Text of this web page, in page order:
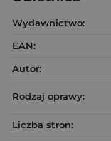
Wydawnictwo:
EAN:
Autor:
Rodzaj oprawy:
Liczba stron: